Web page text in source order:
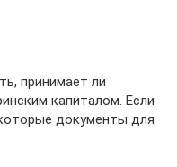
принимает ли
капиталом. Если
документы для